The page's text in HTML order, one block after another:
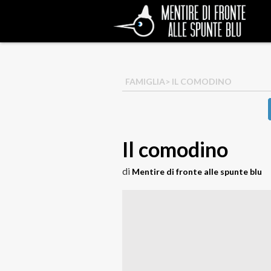
FAMIGLIA> IL COMODINO
Il comodino
di Mentire di fronte alle spunte blu